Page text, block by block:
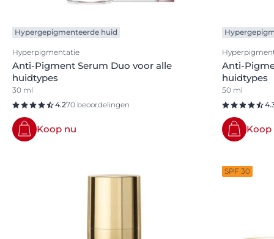
Hypergepigmenteerde huid
Hyperpigmentatie
Anti-Pigment Serum Duo voor alle
huidtypes
30 ml
4.270 beoordelingen
Koop nu
Anti-
huidtypes
50 ml
Koop
SPF 30